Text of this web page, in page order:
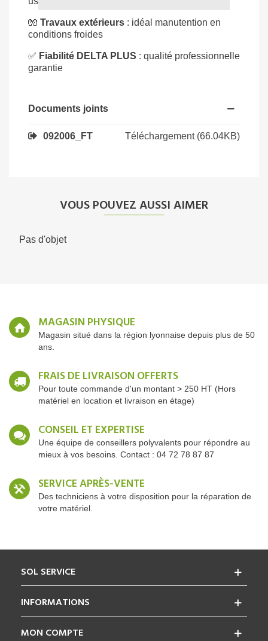
🧤 Travaux extérieurs : idéal manutention en
conditions froides
✅ Fiabilité DELTA PLUS : qualité professionnelle
garantie
Documents joints
092006_FT Téléchargement (66.04KB)
VOUS POUVEZ AUSSI AIMER
Pas d'objet
MAGASIN PHYSIQUE
Magasin situé dans la région lyonnaise depuis plus de 50
ans.
FRAIS DE LIVRAISON OFFERTS
Pour toute commande d'un montant > 250 HT (Hors
matériel en location et livraison en étage)
CONSEIL ET EXPERTISE
Une équipe de conseillers polyvalents pour répondre au
mieux à vos besoins. Contact : 04 72 78 87 87
SERVICE APRÈS-VENTE
Des techniciens à votre disposition pour la réparation de
votre matériel.
INFORMATIONS
MON COMPTE
SOL SERVICE